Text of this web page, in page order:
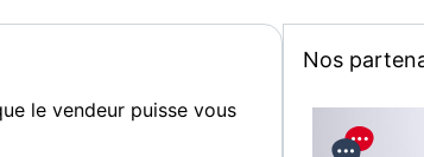
le vendeur puisse vous
Nos